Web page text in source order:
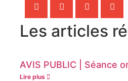
Les articles
AVIS PUBLIC | Séance
Lire plus